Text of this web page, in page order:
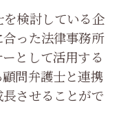
検討している企
った法律事務所
として活用する
問弁護士と連携
させることがで